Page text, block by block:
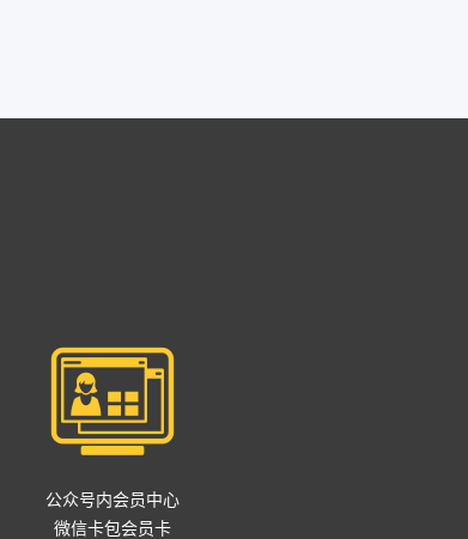
公众号内会员中心
微信卡包会员卡